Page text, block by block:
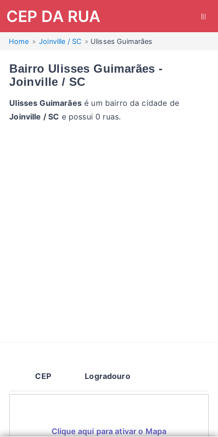
CEP DA RUA
Home Joinville / SC Ulisses Guimarães
Bairro Ulisses Guimarães -
Joinville / SC
Ulisses Guimarãesé um bairro da cidade de
Joinville / SC e possui 0 ruas.
CEP Logradouro
Clique aqui para ativar o Mapa